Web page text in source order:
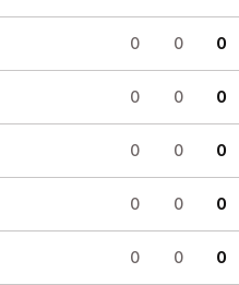
0 0 0
0 0 0
0 0 0
0 0 0
0 0 0